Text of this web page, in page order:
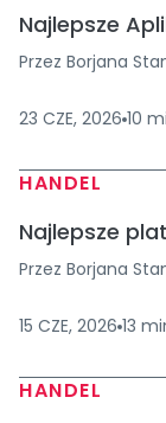
Najlepsze
Przez Borjana
23 CZE, 2026 10
HANDEL
Najlepsze
Przez Borjana
15 CZE, 2026 13
HANDEL